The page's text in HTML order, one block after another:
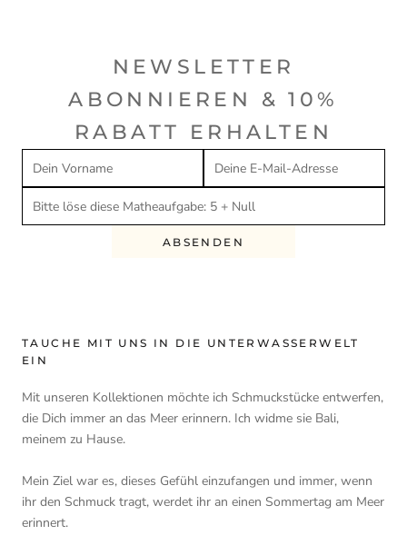
NEWSLETTER
ABONNIEREN & 10%
RABATT ERHALTEN
ABSENDEN
TAUCHE MIT UNS IN DIE UNTERWASSERWELT
EIN
Mit unseren Kollektionen möchte ich Schmuckstücke entwerfen,
die Dich immer an das Meer erinnern. Ich widme sie Bali,
meinem zu Hause.
Mein Ziel war es, dieses Gefühl einzufangen und immer, wenn
ihr den Schmuck tragt, werdet ihr an einen Sommertag am Meer
erinnert.